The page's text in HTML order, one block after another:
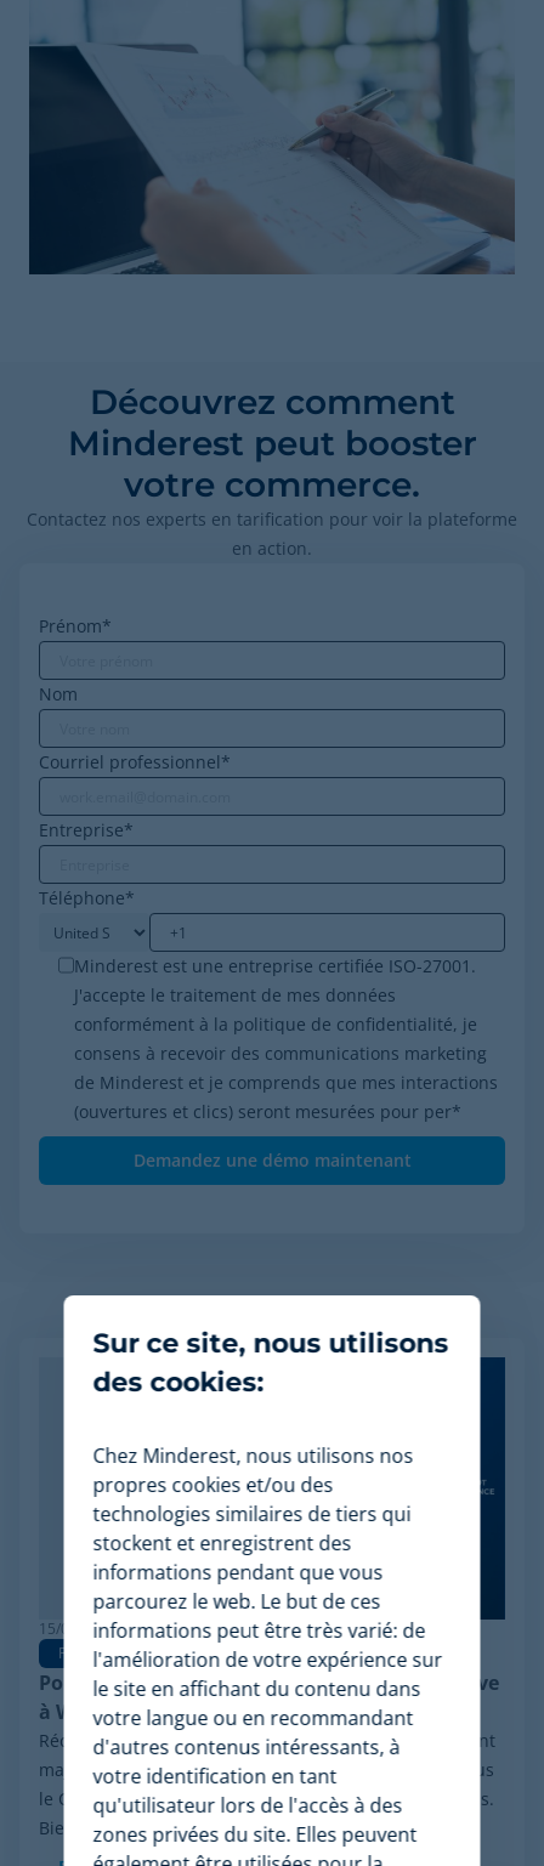
Découvrez comment
Minderest peut booster
votre commerce.
Contactez nos experts en tarification pour voir la plateforme
en action.
Prénom*
Nom
Courriel professionnel*
Entreprise*
Téléphone*
Minderest est une entreprise certifiée ISO-27001.
J'accepte le traitement de mes données
conformément à la politique de confidentialité, je
consens à recevoir des communications marketing
de Minderest et je comprends que mes interactions
(ouvertures et clics) seront mesurées pour per*
15/06/2026
Pricing Software
Pourquoi Minderest est la meilleure alternative
à Wiser en pricing intelligence
Récemment, le secteur a été marqué par un événement
majeur : la procédure de réorganisation financière sous
le Chapter 11 initiée par Wiser Solutions aux États-Unis.
Bien que cette mesure n'implique...
Sur ce site, nous utilisons
des cookies:
Chez Minderest, nous utilisons nos
propres cookies et/ou des
technologies similaires de tiers qui
stockent et enregistrent des
informations pendant que vous
parcourez le web. Le but de ces
informations peut être très varié: de
l'amélioration de votre expérience sur
le site en affichant du contenu dans
votre langue ou en recommandant
d'autres contenus intéressants, à
votre identification en tant
qu'utilisateur lors de l'accès à des
zones privées du site. Elles peuvent